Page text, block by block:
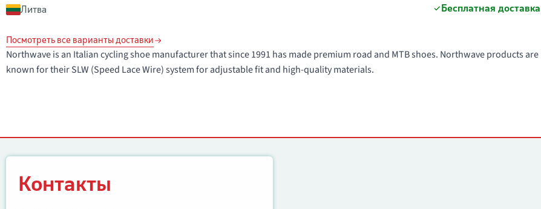
Литва Бесплатная доставка
Посмотреть все варианты доставки
Northwave is an Italian cycling shoe manufacturer that since 1991 has made premium road and MTB shoes. Northwave products are
known for their SLW (Speed Lace Wire) system for adjustable fit and high-quality materials.
Контакты